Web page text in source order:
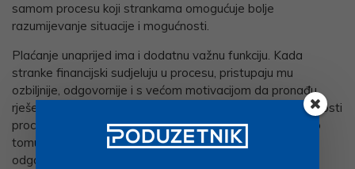
samom procesu koji strankama omogućuje bolje
razumijevanje situacije i mogućnosti.
Plaćanje unaprijed ima i dodatnu važnu funkciju. Kada
stranke financijski sudjeluju u procesu, pristupaju mu
ozbiljnije, odgovornije i s većom motivacijom da pronađu
rješenje. Ulaganje u medijaciju povećava razinu posvećenosti
procesu i spremnost na konstruktivnu suradnju. Suprotno
tomu, postupci koji nemaju neposredan trošak često se
odgađaju ili im se ne pristupa s potrebnom razinom